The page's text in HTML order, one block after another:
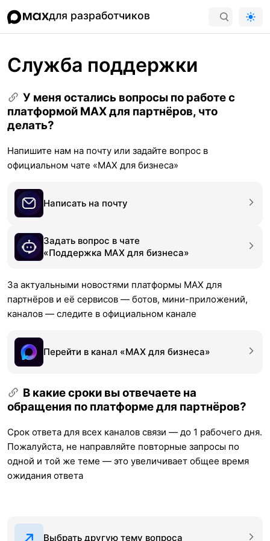
для разработчиков
Служба поддержки
У меня остались вопросы по работе с
платформой MAX для партнёров, что
делать?
Напишите нам на почту или задайте вопрос в
официальном чате «MAX для бизнеса»
Написать на почту
Задать вопрос в чате
«Поддержка MAX для бизнеса»
За актуальными новостями платформы MAX для
партнёров и её сервисов — ботов, мини-приложений,
каналов — следите в официальном канале
Перейти в канал «MAX для бизнеса»
В какие сроки вы отвечаете на
обращения по платформе для партнёров?
Срок ответа для всех каналов связи — до 1 рабочего дня.
Пожалуйста, не направляйте повторные запросы по
одной и той же теме — это увеличивает общее время
ожидания ответа
Выбрать другую тему вопроса